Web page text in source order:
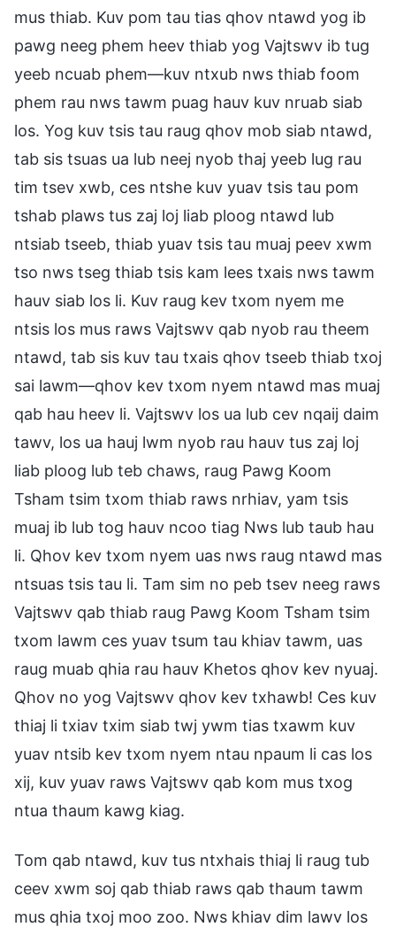
mus thiab. Kuv pom tau tias qhov ntawd yog ib
pawg neeg phem heev thiab yog Vajtswv ib tug
yeeb ncuab phem—kuv ntxub nws thiab foom
phem rau nws tawm puag hauv kuv nruab siab
los. Yog kuv tsis tau raug qhov mob siab ntawd,
tab sis tsuas ua lub neej nyob thaj yeeb lug rau
tim tsev xwb, ces ntshe kuv yuav tsis tau pom
tshab plaws tus zaj loj liab ploog ntawd lub
ntsiab tseeb, thiab yuav tsis tau muaj peev xwm
tso nws tseg thiab tsis kam lees txais nws tawm
hauv siab los li. Kuv raug kev txom nyem me
ntsis los mus raws Vajtswv qab nyob rau theem
ntawd, tab sis kuv tau txais qhov tseeb thiab txoj
sai lawm—qhov kev txom nyem ntawd mas muaj
qab hau heev li. Vajtswv los ua lub cev nqaij daim
tawv, los ua hauj lwm nyob rau hauv tus zaj loj
liab ploog lub teb chaws, raug Pawg Koom
Tsham tsim txom thiab raws nrhiav, yam tsis
muaj ib lub tog hauv ncoo tiag Nws lub taub hau
li. Qhov kev txom nyem uas nws raug ntawd mas
ntsuas tsis tau li. Tam sim no peb tsev neeg raws
Vajtswv qab thiab raug Pawg Koom Tsham tsim
txom lawm ces yuav tsum tau khiav tawm, uas
raug muab qhia rau hauv Khetos qhov kev nyuaj.
Qhov no yog Vajtswv qhov kev txhawb! Ces kuv
thiaj li txiav txim siab twj ywm tias txawm kuv
yuav ntsib kev txom nyem ntau npaum li cas los
xij, kuv yuav raws Vajtswv qab kom mus txog
ntua thaum kawg kiag.
Tom qab ntawd, kuv tus ntxhais thiaj li raug tub
ceev xwm soj qab thiab raws qab thaum tawm
mus qhia txoj moo zoo. Nws khiav dim lawv los